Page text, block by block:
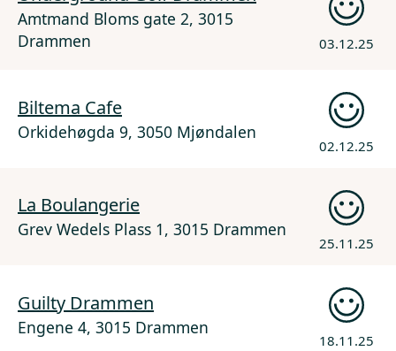
Amtmand Bloms gate 2, 3015
Drammen
03.12.25
Biltema Cafe
Orkidehøgda 9, 3050 Mjøndalen
02.12.25
La Boulangerie
Grev Wedels Plass 1, 3015 Drammen
25.11.25
Guilty Drammen
Engene 4, 3015 Drammen
18.11.25